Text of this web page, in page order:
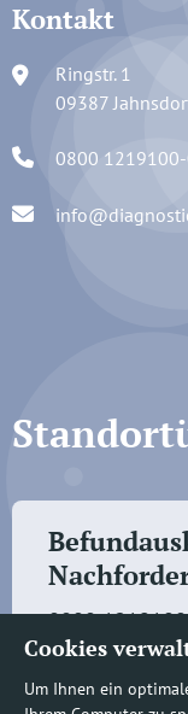
Cookies
Um Ihnen ein
Kontakt
Ringstr. 1
09387
0800
0800